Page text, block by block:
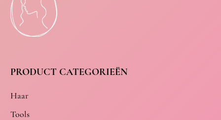
PRODUCT CATEGORIEËN
Haar
Tools